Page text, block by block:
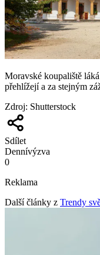
Moravské koupaliště
přehlížejí a za stejným
Zdroj: Shutterstock
Sdílet
Dennívýzva
0
Reklama
Další články z Trendy